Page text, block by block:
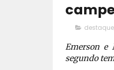
destaque
Emerson e
segundo